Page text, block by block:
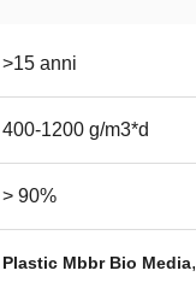
>15 anni
400-1200 g/m3*d
> 90%
Plastic Mbbr Bio Media,